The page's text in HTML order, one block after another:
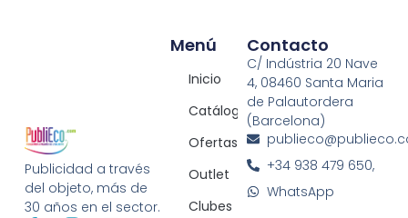
Publicidad a través
del objeto, más de
30 años en el sector.
Menú
Inicio
Catálogos
Ofertas
Outlet
Clubes
Contacto
C/ Indústria 20 Nave
4, 08460 Santa Maria
de Palautordera
(Barcelona)
+34 938 479 650,
WhatsApp